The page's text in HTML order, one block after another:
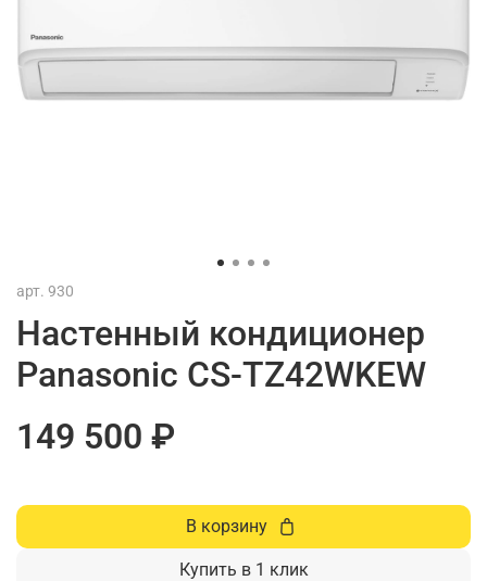
арт. 930
Настенный кондиционер
Panasonic CS-TZ42WKEW
149 500 ₽
В корзину
Купить в 1 клик